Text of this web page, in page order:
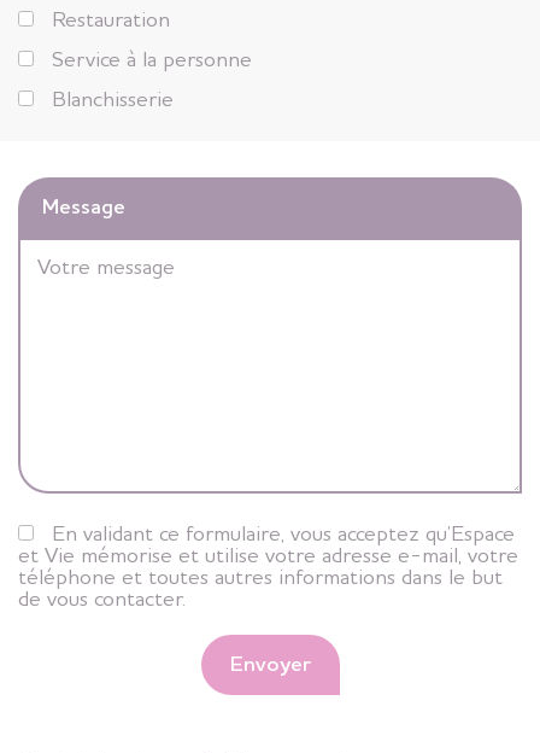
Restauration
Service à la personne
Blanchisserie
Message
En validant ce formulaire, vous acceptez qu’Espace
et Vie mémorise et utilise votre adresse e-mail, votre
téléphone et toutes autres informations dans le but
de vous contacter.
Envoyer